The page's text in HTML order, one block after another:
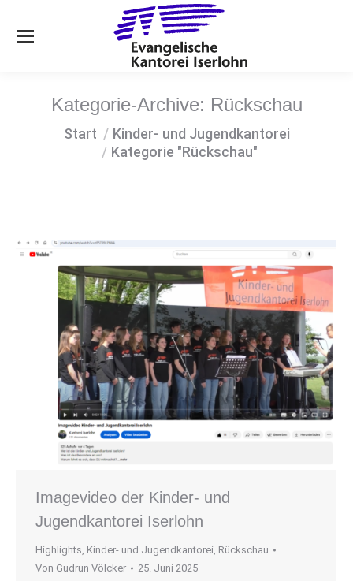
Kategorie-Archive: Rückschau
Sie befinden sich hier:
Start
Kinder- und Jugendkantorei
Kategorie "Rückschau"
Imagevideo der Kinder- und
Jugendkantorei Iserlohn
Highlights, Kinder- und Jugendkantorei, Rückschau
Von Gudrun Völcker 25. Juni 2025